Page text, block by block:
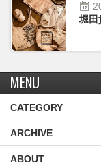
堀田
MENU
CATEGORY
ARCHIVE
ABOUT